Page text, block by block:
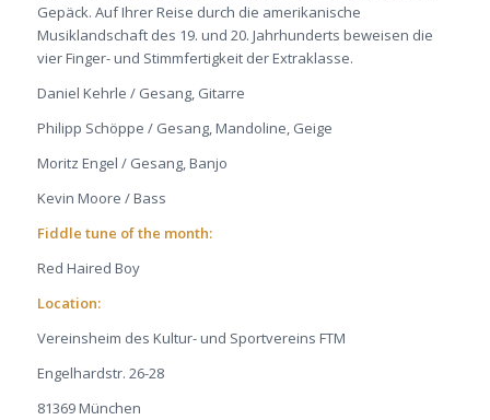
Gepäck. Auf Ihrer Reise durch die amerikanische
Musiklandschaft des 19. und 20. Jahrhunderts beweisen die
vier Finger- und Stimmfertigkeit der Extraklasse.
Daniel Kehrle / Gesang, Gitarre
Philipp Schöppe / Gesang, Mandoline, Geige
Moritz Engel / Gesang, Banjo
Kevin Moore / Bass
Fiddle tune of the month:
Red Haired Boy
Location:
Vereinsheim des Kultur- und Sportvereins FTM
Engelhardstr. 26-28
81369 München